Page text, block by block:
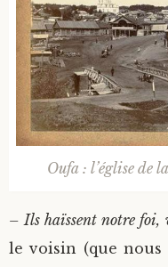
Oufa : l’église de
– Ils haïssent notre foi,
le voisin (que nous